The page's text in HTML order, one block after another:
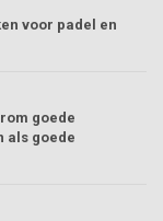
voor padel en
goede
als goede